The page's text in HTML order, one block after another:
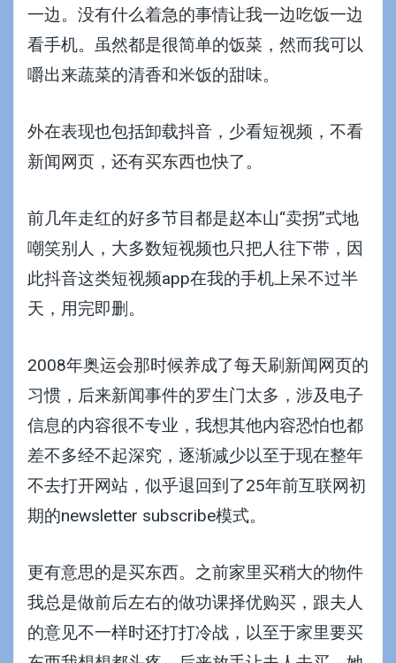
一边。没有什么着急的事情让我一边吃饭一边
看手机。虽然都是很简单的饭菜，然而我可以
嚼出来蔬菜的清香和米饭的甜味。
外在表现也包括卸载抖音，少看短视频，不看
新闻网页，还有买东西也快了。
前几年走红的好多节目都是赵本山“卖拐”式地
嘲笑别人，大多数短视频也只把人往下带，因
此抖音这类短视频app在我的手机上呆不过半
天，用完即删。
2008年奥运会那时候养成了每天刷新闻网页的
习惯，后来新闻事件的罗生门太多，涉及电子
信息的内容很不专业，我想其他内容恐怕也都
差不多经不起深究，逐渐减少以至于现在整年
不去打开网站，似乎退回到了25年前互联网初
期的newsletter subscribe模式。
更有意思的是买东西。之前家里买稍大的物件
我总是做前后左右的做功课择优购买，跟夫人
的意见不一样时还打打冷战，以至于家里要买